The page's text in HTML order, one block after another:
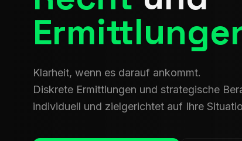
Klarheit, wenn es darauf ankommt.
Diskrete Ermittlungen und strategische
individuell und zielgerichtet auf Ihre